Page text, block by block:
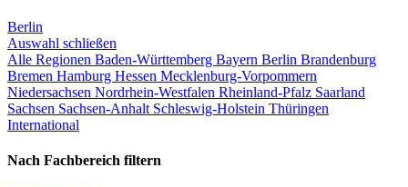
Berlin
Auswahl schließen
Alle Regionen Baden-Württemberg Bayern Berlin Brandenburg
Bremen Hamburg Hessen Mecklenburg-Vorpommern
Niedersachsen Nordrhein-Westfalen Rheinland-Pfalz Saarland
Sachsen Sachsen-Anhalt Schleswig-Holstein Thüringen
International
Nach Fachbereich filtern